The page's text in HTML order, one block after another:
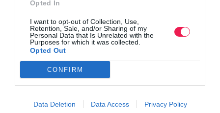
Opted In
I want to opt-out of Collection, Use,
Retention, Sale, and/or Sharing of my
Personal Data that Is Unrelated with the
Purposes for which it was collected.
Opted Out
CONFIRM
Data Deletion Data Access Privacy Policy